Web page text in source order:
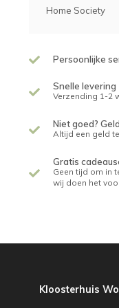
Home Society
Persoonlijke
Snelle levering
Verzending 1-2
Niet goed?
Altijd een geld
Gratis
Geen tijd om in
wij doen het
Kloosterhuis